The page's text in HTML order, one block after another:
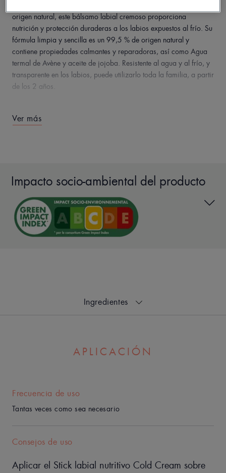
origen natural, este bálsamo labial cremoso proporciona
nutrición y protección duraderas a los labios expuestos al frío. Su
fórmula limpia y sencilla es un 99,5 % de origen natural y
contiene propiedades calmantes y reparadoras, así como Agua
termal de Avène y aceite de jojoba. Resistente al agua y al frío, y
transparente en los labios, puede utilizarlo toda la familia, a partir
de los 2 años.
Una fórmula natural al Cold Cream
para nutrir y proteger en profundidad
los labios secos de toda la familia.
• EFECTIVO en climas muy fríos.
Ver más
Impacto socio-ambiental del producto
ingredientes
APLICACIÓN
Frecuencia de uso
Tantas veces como sea necesario
Consejos de uso
Aplicar el Stick labial nutritivo Cold Cream sobre